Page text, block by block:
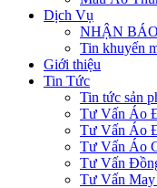
Dịch Vụ
NHẬN
Tin khuyến
Giới thiệu
Tin Tức
Tin tức sản
Tư Vấn Áo
Tư Vấn Áo
Tư Vấn Áo
Tư Vấn
Tư Vấn